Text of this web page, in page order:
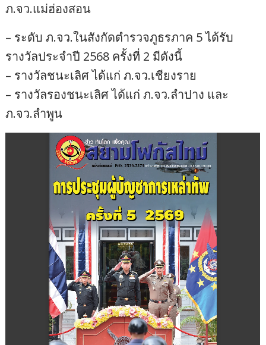
ภ.จว.แม่ฮ่องสอน
– ระดับ ภ.จว.ในสังกัดตำรวจภูธรภาค 5 ได้รับ
รางวัลประจำปี 2568 ครั้งที่ 2 มีดังนี้
– รางวัลชนะเลิศ ได้แก่ ภ.จว.เชียงราย
– รางวัลรองชนะเลิศ ได้แก่ ภ.จว.ลำปาง และ
ภ.จว.ลำพูน